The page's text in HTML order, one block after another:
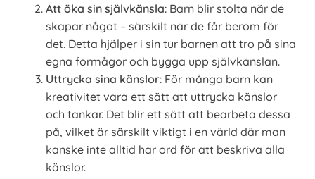
Att öka sin självkänsla: Barn blir stolta när de
skapar något – särskilt när de får beröm för
det. Detta hjälper i sin tur barnen att tro på sina
egna förmågor och bygga upp självkänslan.
Uttrycka sina känslor: För många barn kan
kreativitet vara ett sätt att uttrycka känslor
och tankar. Det blir ett sätt att bearbeta dessa
på, vilket är särskilt viktigt i en värld där man
kanske inte alltid har ord för att beskriva alla
känslor.